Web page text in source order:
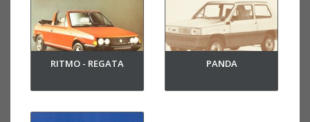
RITMO - REGATA PANDA